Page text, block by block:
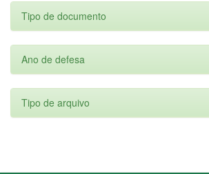
Tipo de documento
Ano de defesa
Tipo de arquivo